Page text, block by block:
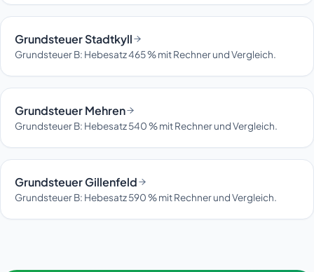
Grundsteuer Stadtkyll
Grundsteuer B: Hebesatz 465 % mit Rechner und Vergleich.
Grundsteuer Mehren
Grundsteuer B: Hebesatz 540 % mit Rechner und Vergleich.
Grundsteuer Gillenfeld
Grundsteuer B: Hebesatz 590 % mit Rechner und Vergleich.